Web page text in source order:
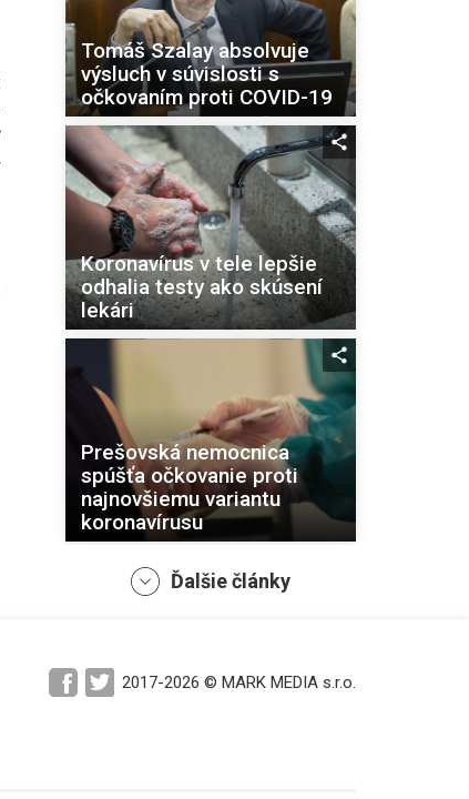
Tomáš Szalay absolvuje
výsluch v súvislosti s
očkovaním proti COVID-19
Koronavírus v tele lepšie
odhalia testy ako skúsení
lekári
Prešovská nemocnica
spúšťa očkovanie proti
najnovšiemu variantu
koronavírusu
Počet respiračných
ochorení stúpa, DPMK ale
Ďalšie články
2017-2026 © MARK MEDIA s.r.o.